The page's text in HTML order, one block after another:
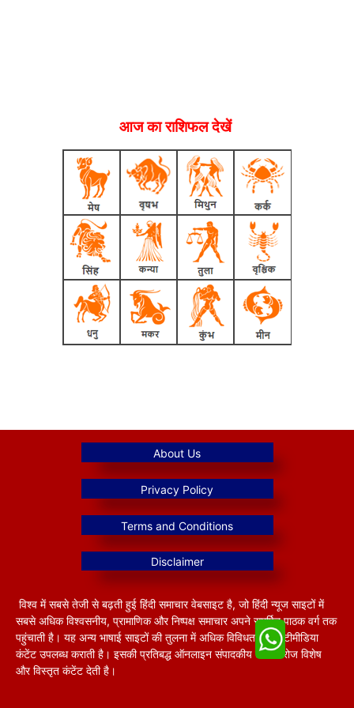
आज का राशिफल देखें
विश्व में सबसे तेजी से बढ़ती हुई हिंदी समाचार वेबसाइट है, जो हिंदी न्यूज साइटों में
सबसे अधिक विश्वसनीय, प्रामाणिक और निष्पक्ष समाचार अपने समर्पित पाठक वर्ग तक
पहुंचाती है। यह अन्य भाषाई साइटों की तुलना में अधिक विविधतापूर्ण मल्टीमीडिया
कंटेंट उपलब्ध कराती है। इसकी प्रतिबद्ध ऑनलाइन संपादकीय टीम हररोज विशेष
और विस्तृत कंटेंट देती है।